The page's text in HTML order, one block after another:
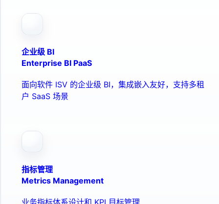
企业级 BI
Enterprise BI PaaS
面向软件 ISV 的企业级 BI，集成嵌入友好，支持多租
户 SaaS 场景
指标管理
Metrics Management
业务指标体系设计和 KPI 目标管理